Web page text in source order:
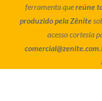
ferramenta quereúne
produzido pela Zênite
acesso cortesia